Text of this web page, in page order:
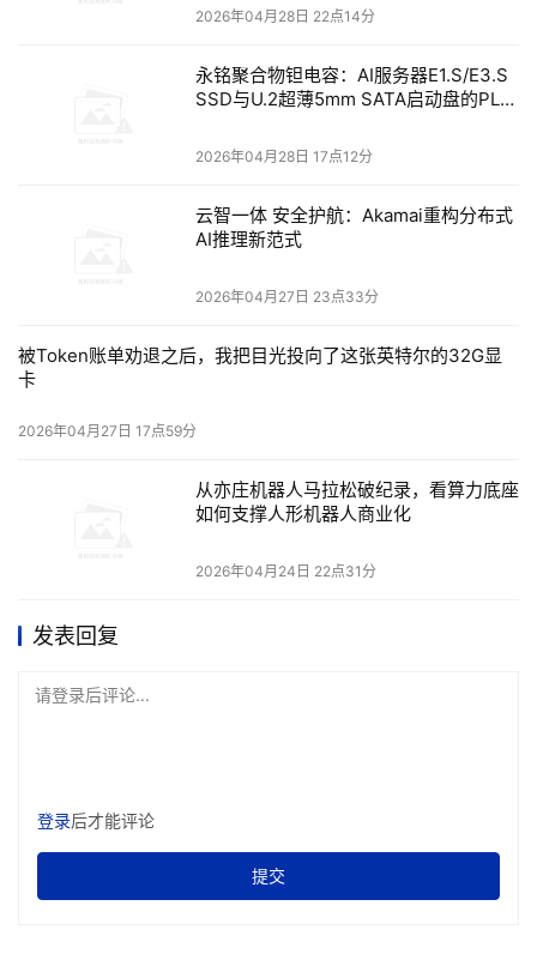
上出现了很多一体机解决方案，一台一体机里经常会有8张
之前，动辄几十万的成本投入或许并不明智。
现在，用户只需要在火山引擎上选择好虚拟机和镜像，就能
了帮助开发者提升能力，英特尔还准备了一系列课程，帮助
大家补齐相关知识，更轻松地迈出从0到1的第一步，打好数
的软件栈和配套的指导课程，硬件环境同样至关重要。火山
引擎基于英特尔至强处理器打造了多种云主机，新推出的基
g4il是火山引擎的第四代通用型实例，其中 “g” 代表通用
优势更是尤为突出。
2026年04月28日 22点14分
永铭聚合物钽电容：AI服务器E1.S/E3.S
SSD与U.2超薄5mm SATA启动盘的PLP
2026年04月28日 17点12分
云智一体 安全护航：Akamai重构分布式
AI推理新范式
2026年04月27日 23点33分
被Token账单劝退之后，我把目光投向了这张英特尔的32G显
卡
2026年04月27日 17点59分
从亦庄机器人马拉松破纪录，看算力底座
如何支撑人形机器人商业化
2026年04月24日 22点31分
发表回复
请登录后评论...
登录后才能评论
提交